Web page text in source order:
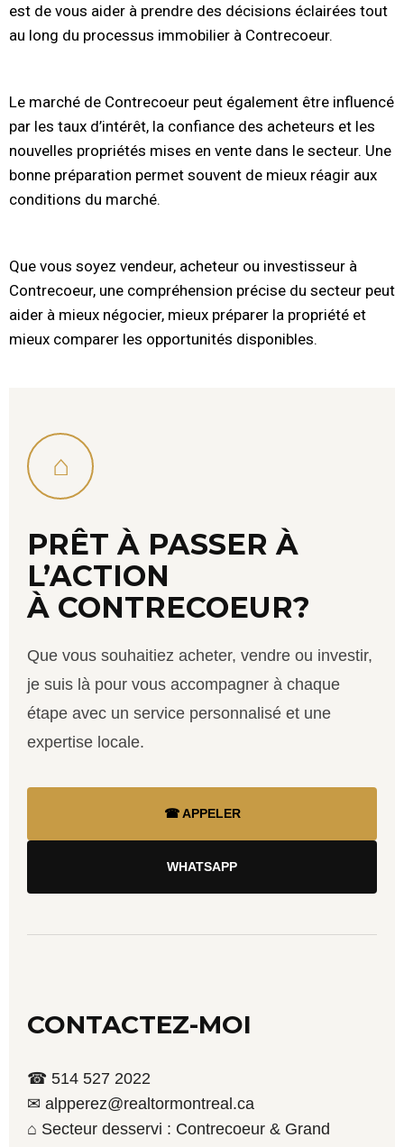
est de vous aider à prendre des décisions éclairées tout
au long du processus immobilier à Contrecoeur.
Le marché de Contrecoeur peut également être influencé
par les taux d’intérêt, la confiance des acheteurs et les
nouvelles propriétés mises en vente dans le secteur. Une
bonne préparation permet souvent de mieux réagir aux
conditions du marché.
Que vous soyez vendeur, acheteur ou investisseur à
Contrecoeur, une compréhension précise du secteur peut
aider à mieux négocier, mieux préparer la propriété et
mieux comparer les opportunités disponibles.
⌂
PRÊT À PASSER À
L’ACTION
À CONTRECOEUR?
Que vous souhaitiez acheter, vendre ou investir,
je suis là pour vous accompagner à chaque
étape avec un service personnalisé et une
expertise locale.
☎ APPELER
WHATSAPP
CONTACTEZ-MOI
☎ 514 527 2022
✉ alpperez@realtormontreal.ca
⌂ Secteur desservi : Contrecoeur & Grand